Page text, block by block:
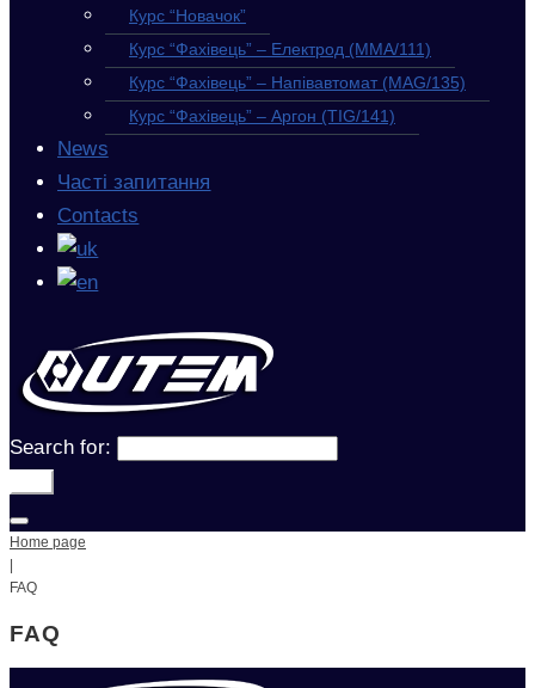
Курс “Новачок”
Курс “Фахівець” – Електрод (MMA/111)
Курс “Фахівець” – Напівавтомат (MAG/135)
Курс “Фахівець” – Аргон (TIG/141)
News
Часті запитання
Contacts
Search for:
Home page
FAQ
FAQ